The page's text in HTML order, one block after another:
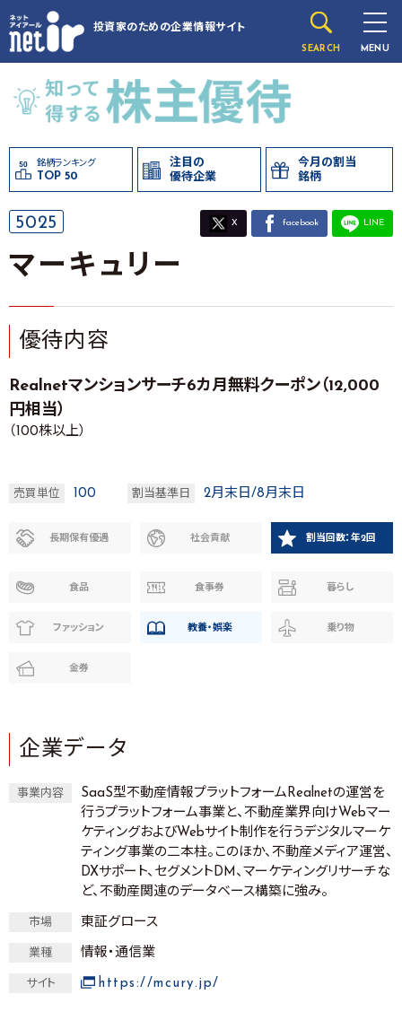
投資家のための企業情報サイト
SEARCH MENU
銘柄ランキング
TOP 50
注目の
優待企業
今月の割当
銘柄
5025 X facebook LINE
マーキュリー
優待内容
Realnetマンションサーチ6カ月無料クーポン（12,000
円相当）
（100株以上）
売買単位 100 割当基準日 2月末日/8月末日
長期保有優遇 社会貢献 割当回数：年2回
食品 食事券 暮らし
ファッション 教養・娯楽 乗り物
金券
企業データ
事業内容
SaaS型不動産情報プラットフォームRealnetの運営を
行うプラットフォーム事業と、不動産業界向けWebマー
ケティングおよびWebサイト制作を行うデジタルマーケ
ティング事業の二本柱。このほか、不動産メディア運営、
DXサポート、セグメントDM、マーケティングリサーチな
ど、不動産関連のデータベース構築に強み。
市場 東証グロース
業種 情報・通信業
サイト https://mcury.jp/